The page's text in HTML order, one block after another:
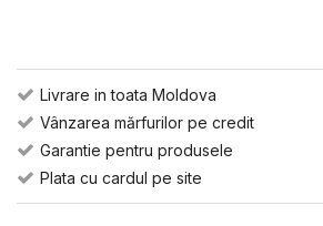
Livrare in toata Moldova
Vânzarea mărfurilor pe credit
Garantie pentru produsele
Plata cu cardul pe site